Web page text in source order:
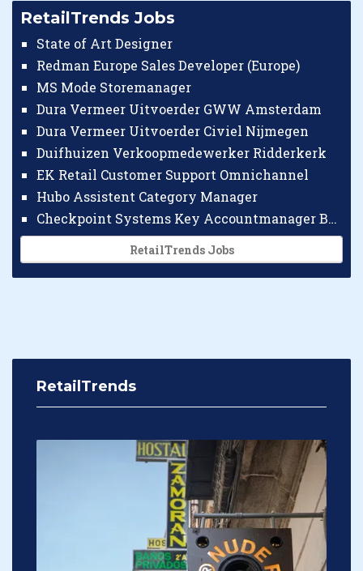
RetailTrends Jobs
State of Art Designer
Redman Europe Sales Developer (Europe)
MS Mode Storemanager
Dura Vermeer Uitvoerder GWW Amsterdam
Dura Vermeer Uitvoerder Civiel Nijmegen
Duifhuizen Verkoopmedewerker Ridderkerk
EK Retail Customer Support Omnichannel
Hubo Assistent Category Manager
Checkpoint Systems Key Accountmanager Benelux
RetailTrends Jobs
RetailTrends